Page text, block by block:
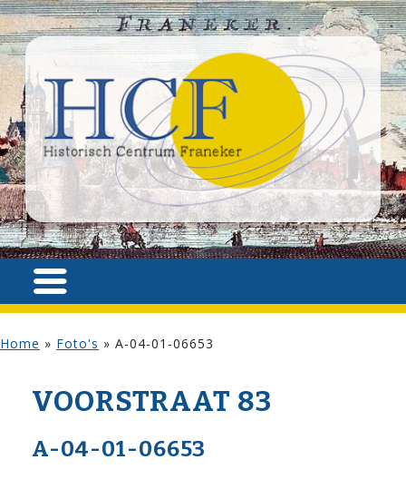
Home » Foto's » A-04-01-06653
VOOR­STRAAT 83
A-04-01-06653